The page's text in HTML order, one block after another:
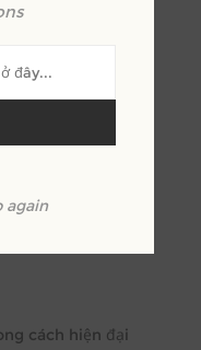
cách hiện đại
again